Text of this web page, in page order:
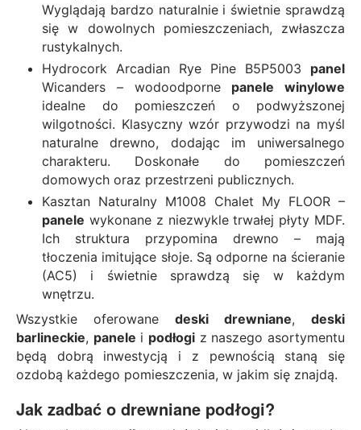
Wyglądają bardzo naturalnie i świetnie sprawdzą
się w dowolnych pomieszczeniach, zwłaszcza
rustykalnych.
Hydrocork Arcadian Rye Pine B5P5003 panel
Wicanders – wodoodporne panele winylowe
idealne do pomieszczeń o podwyższonej
wilgotności. Klasyczny wzór przywodzi na myśl
naturalne drewno, dodając im uniwersalnego
charakteru. Doskonałe do pomieszczeń
domowych oraz przestrzeni publicznych.
Kasztan Naturalny M1008 Chalet My FLOOR –
panele wykonane z niezwykle trwałej płyty MDF.
Ich struktura przypomina drewno – mają
tłoczenia imitujące słoje. Są odporne na ścieranie
(AC5) i świetnie sprawdzą się w każdym
wnętrzu.
Wszystkie oferowane deski drewniane, deski
barlineckie, panele i podłogi z naszego asortymentu
będą dobrą inwestycją i z pewnością staną się
ozdobą każdego pomieszczenia, w jakim się znajdą.
Jak zadbać o drewniane podłogi?